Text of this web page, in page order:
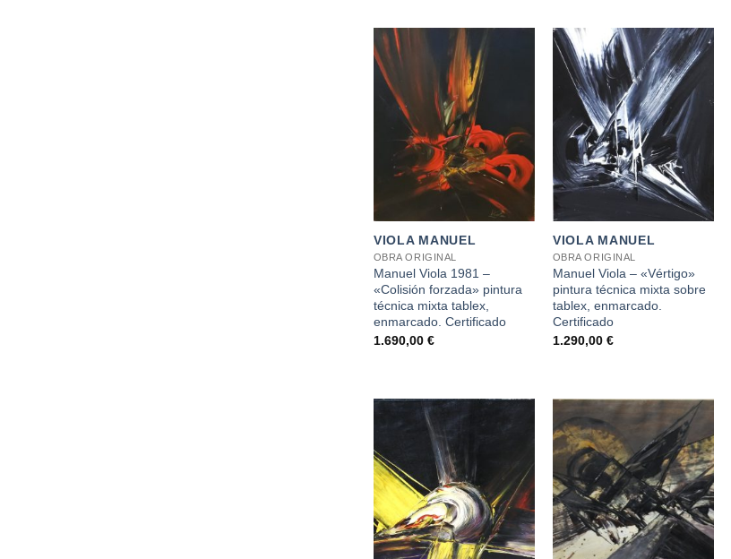
VIOLA MANUEL
OBRA ORIGINAL
Manuel Viola 1981 –
«Colisión forzada» pintura
técnica mixta tablex,
enmarcado. Certificado
1.690,00 €
VIOLA MANUEL
OBRA ORIGINAL
Manuel Viola – «Vértigo»
pintura técnica mixta sobre
tablex, enmarcado.
Certificado
1.290,00 €